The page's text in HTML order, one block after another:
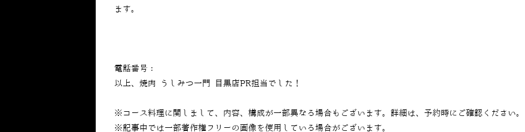
ます。
電話番号：
以上、焼肉 うしみつ一門 目黒店PR担当でした！
※コース料理に関しまして、内容、構成が一部異なる場合もございます。詳細は、予約時にご確認ください。
※記事中では一部著作権フリーの画像を使用している場合がございます。